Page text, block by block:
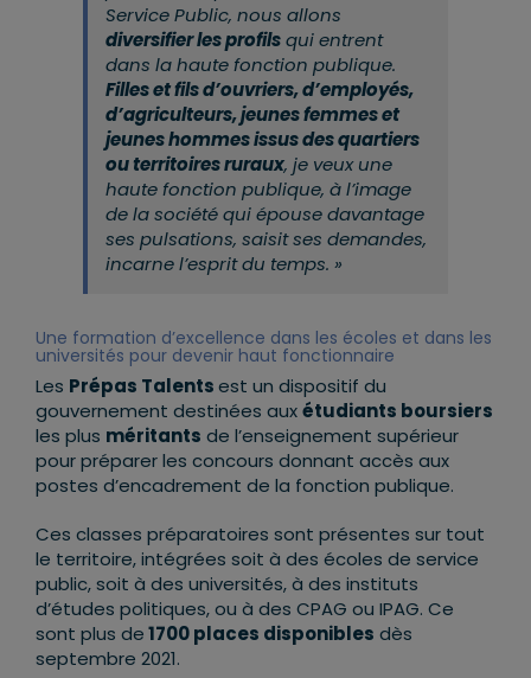
Service Public, nous allons
diversifier les profilsqui entrent
dans la haute fonction publique.
Filles et fils d’ouvriers, d’employés,
d’agriculteurs, jeunes femmes et
jeunes hommes issus des quartiers
ou territoires ruraux, je veux une
haute fonction publique, à l’image
de la société qui épouse davantage
ses pulsations, saisit ses demandes,
incarne l’esprit du temps. »
Une formation d’excellence dans les écoles et dans les
universités pour devenir haut fonctionnaire
Les Prépas Talentsest un dispositif du
gouvernement destinées auxétudiants boursiers
les plus méritants de l’enseignement supérieur
pour préparer les concours donnant accès aux
postes d’encadrement de la fonction publique.
Ces classes préparatoires sont présentes sur tout
le territoire, intégrées soit à des écoles de service
public, soit à des universités, à des instituts
d’études politiques, ou à des CPAG ou IPAG. Ce
sont plus de1700 places disponibles dès
septembre 2021.